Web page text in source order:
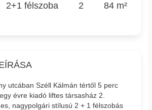
2+1 félszoba 2 84 m²
utcában Széll Kálmán tértől 5 perc
évre kiadó liftes társasház 2.
nagypolgári stílusú 2 + 1 félszobás